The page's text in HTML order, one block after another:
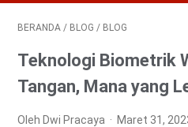
BERANDA / BLOG / BLOG
Teknologi Biometrik
Tangan, Mana yang
Oleh Dwi Pracaya Maret 31,